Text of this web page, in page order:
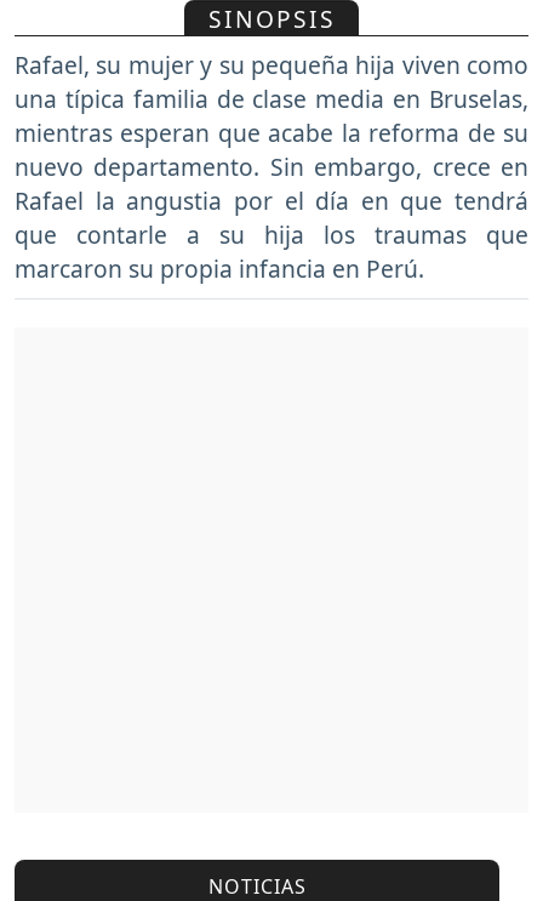
SINOPSIS
Rafael, su mujer y su pequeña hija viven como
una típica familia de clase media en Bruselas,
mientras esperan que acabe la reforma de su
nuevo departamento. Sin embargo, crece en
Rafael la angustia por el día en que tendrá
que contarle a su hija los traumas que
marcaron su propia infancia en Perú.
NOTICIAS